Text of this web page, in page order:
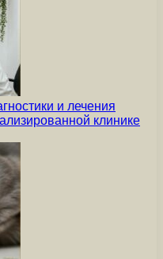
и лечения
клинике